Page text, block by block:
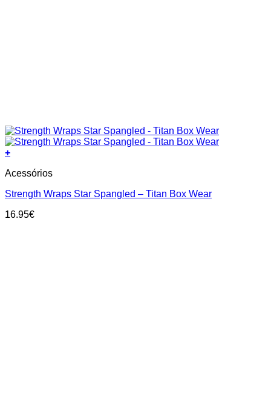
+
Acessórios
Strength Wraps Star Spangled – Titan Box Wear
16.95€